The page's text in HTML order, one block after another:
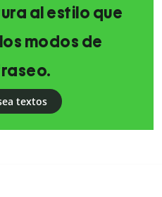
al estilo que
modos de
textos